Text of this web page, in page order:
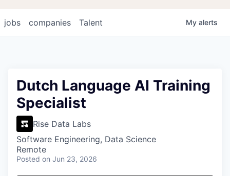
jobs companies Talent My alerts
Dutch Language AI Training
Specialist
Rise Data Labs
Software Engineering, Data Science
Remote
Posted on Jun 23, 2026